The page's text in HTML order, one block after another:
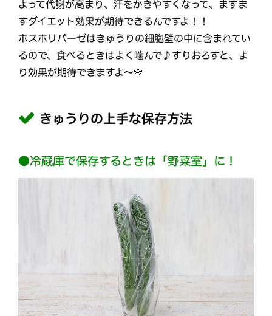
よって代謝が高まり、汗をかきやすくなって、ますま
すダイエット効果が期待できるんですよ！！
ホスホリパーゼはきゅうりの細胞壁の中に含まれてい
るので、食べるときはよく噛んで♪すりおろすと、よ
り効果が期待できますよ～💛
きゅうりの上手な保存方法
●冷蔵庫で保存するときは「野菜室」に！